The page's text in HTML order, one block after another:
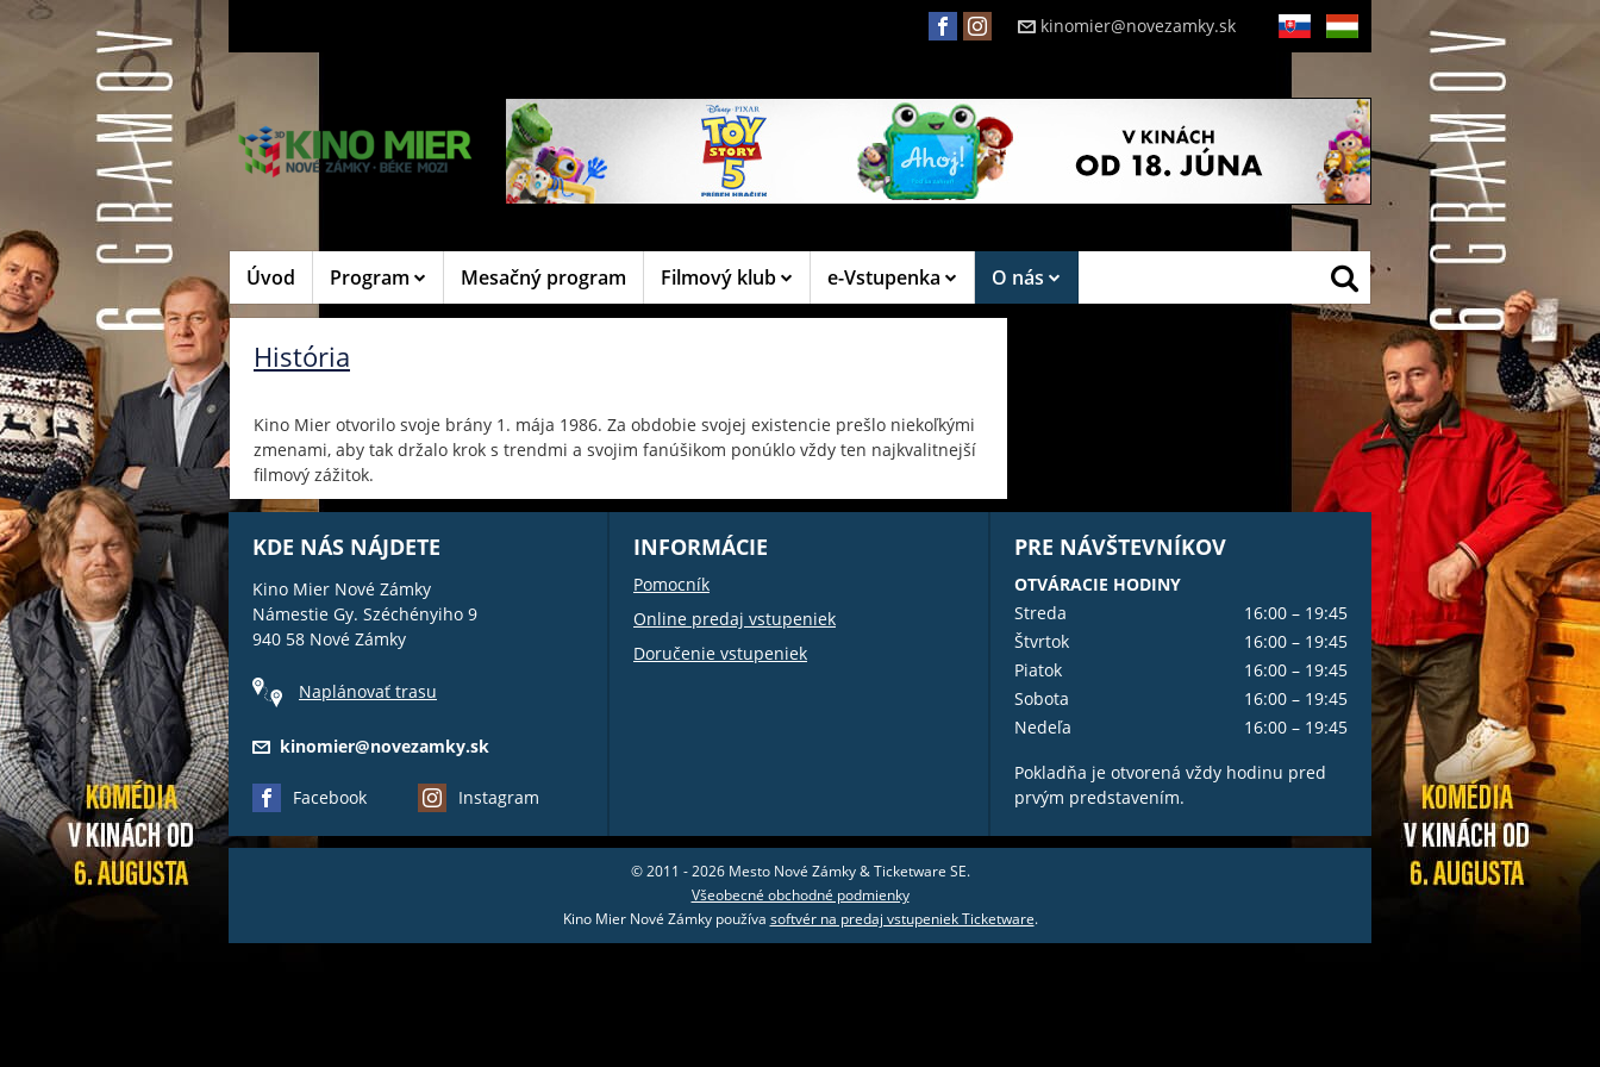
kinomier@novezamky.sk
Úvod Program Mesačný program Filmový klub e-Vstupenka O nás
História
Kino Mier otvorilo svoje brány 1. mája 1986. Za obdobie svojej existencie prešlo niekoľkými
zmenami, aby tak držalo krok s trendmi a svojim fanúšikom ponúklo vždy ten najkvalitnejší
filmový zážitok.
KDE NÁS NÁJDETE
Kino Mier Nové Zámky
Námestie Gy. Széchényiho 9
940 58 Nové Zámky
Naplánovať trasu
kinomier@novezamky.sk
Facebook Instagram
INFORMÁCIE
Pomocník
Online predaj vstupeniek
Doručenie vstupeniek
PRE NÁVŠTEVNÍKOV
OTVÁRACIE HODINY
Streda
16:00 – 19:45
Štvrtok
16:00 – 19:45
Piatok
16:00 – 19:45
Sobota
16:00 – 19:45
Nedeľa
16:00 – 19:45
Pokladňa je otvorená vždy hodinu pred
prvým predstavením.
© 2011 - 2026 Mesto Nové Zámky & Ticketware SE.
Všeobecné obchodné podmienky
Kino Mier Nové Zámky používa softvér na predaj vstupeniek Ticketware.